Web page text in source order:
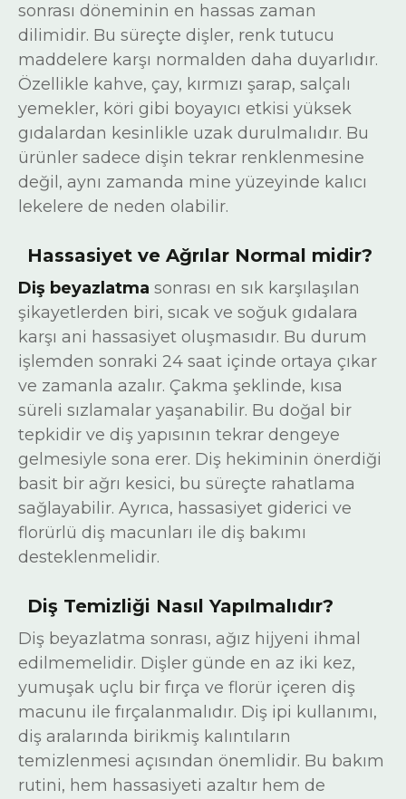
sonrası döneminin en hassas zaman
dilimidir. Bu süreçte dişler, renk tutucu
maddelere karşı normalden daha duyarlıdır.
Özellikle kahve, çay, kırmızı şarap, salçalı
yemekler, köri gibi boyayıcı etkisi yüksek
gıdalardan kesinlikle uzak durulmalıdır. Bu
ürünler sadece dişin tekrar renklenmesine
değil, aynı zamanda mine yüzeyinde kalıcı
lekelere de neden olabilir.
Hassasiyet ve Ağrılar Normal midir?
Diş beyazlatma sonrası en sık karşılaşılan
şikayetlerden biri, sıcak ve soğuk gıdalara
karşı ani hassasiyet oluşmasıdır. Bu durum
işlemden sonraki 24 saat içinde ortaya çıkar
ve zamanla azalır. Çakma şeklinde, kısa
süreli sızlamalar yaşanabilir. Bu doğal bir
tepkidir ve diş yapısının tekrar dengeye
gelmesiyle sona erer. Diş hekiminin önerdiği
basit bir ağrı kesici, bu süreçte rahatlama
sağlayabilir. Ayrıca, hassasiyet giderici ve
florürlü diş macunları ile diş bakımı
desteklenmelidir.
Diş Temizliği Nasıl Yapılmalıdır?
Diş beyazlatma sonrası, ağız hijyeni ihmal
edilmemelidir. Dişler günde en az iki kez,
yumuşak uçlu bir fırça ve florür içeren diş
macunu ile fırçalanmalıdır. Diş ipi kullanımı,
diş aralarında birikmiş kalıntıların
temizlenmesi açısından önemlidir. Bu bakım
rutini, hem hassasiyeti azaltır hem de